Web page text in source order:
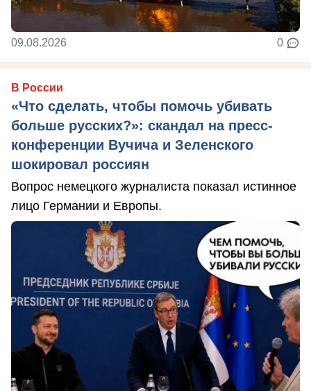
09.08.2026 0
В России
«Что сделать, чтобы помочь убивать
больше русских?»: скандал на пресс-
конференции Вучича и Зеленского
шокировал россиян
Вопрос немецкого журналиста показал истинное
лицо Германии и Европы.